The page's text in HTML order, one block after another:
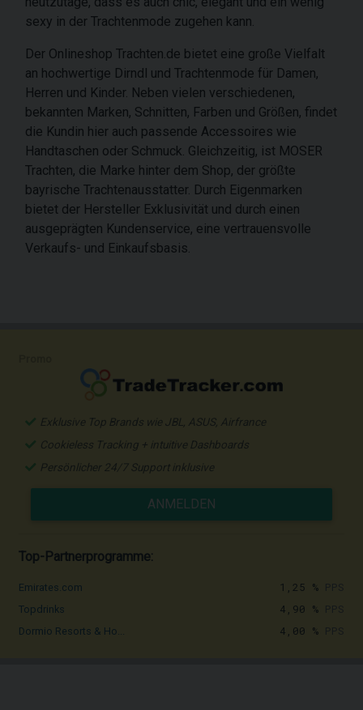
sexy in der Trachtenmode zugehen kann.
Der Onlineshop Trachten.de bietet eine große Vielfalt
an hochwertige Dirndl und Trachtenmode für Damen,
Herren und Kinder. Neben vielen verschiedenen,
bekannten Marken, Schnitten, Farben und Größen, findet
die Kundin hier auch passende Accessoires wie
Handtaschen oder Schmuck. Gleichzeitig, ist MOSER
Trachten, die Marke hinter dem Shop, der größte
bayrische Trachtenausstatter. Durch Eigenmarken
bietet der Hersteller Exklusivität und durch einen
ausgeprägten Kundenservice, eine vertrauensvolle
Verkaufs- und Einkaufsbasis.
Exklusive Top Brands wie JBL, ASUS, Airfrance
Cookieless Tracking + intuitive Dashboards
Persönlicher 24/7 Support inklusive
ANMELDEN
Top-Partnerprogramme:
Emirates.com 1,25 %
Topdrinks 4,90 %
Dormio Resorts & Ho... 4,00 %